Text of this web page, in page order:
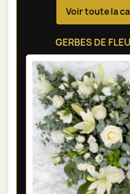
Voir toute la
GERBES DE